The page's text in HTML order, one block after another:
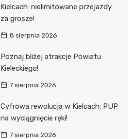
Kielcach: nielimitowane przejazdy
za grosze!
8 sierpnia 2026
Poznaj bliżej atrakcje Powiatu
Kieleckiego!
7 sierpnia 2026
Cyfrowa rewolucja w Kielcach: PUP
na wyciągnięcie ręki!
7 sierpnia 2026